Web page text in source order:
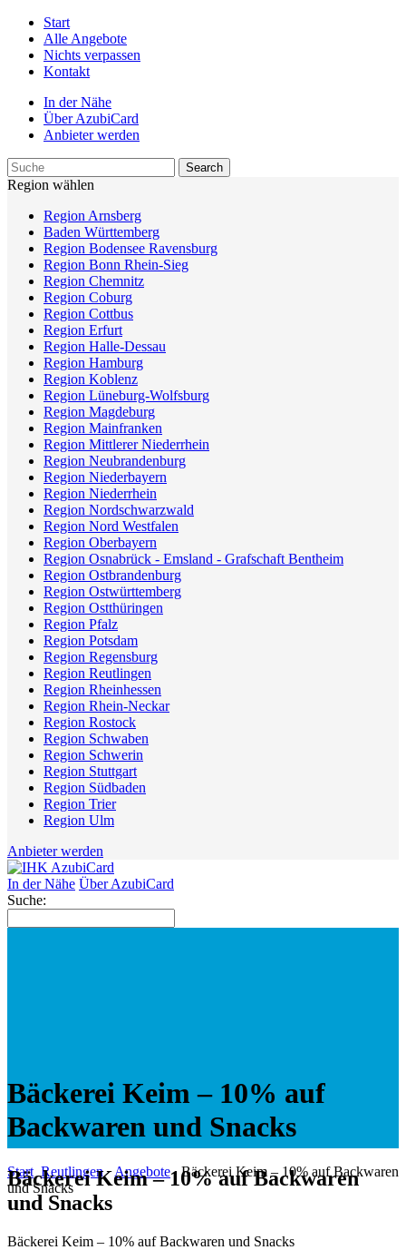
Start
Alle Angebote
Nichts verpassen
Kontakt
In der Nähe
Über AzubiCard
Anbieter werden
Region wählen
Region Arnsberg
Baden Württemberg
Region Bodensee Ravensburg
Region Bonn Rhein-Sieg
Region Chemnitz
Region Coburg
Region Cottbus
Region Erfurt
Region Halle-Dessau
Region Hamburg
Region Koblenz
Region Lüneburg-Wolfsburg
Region Magdeburg
Region Mainfranken
Region Mittlerer Niederrhein
Region Neubrandenburg
Region Niederbayern
Region Niederrhein
Region Nordschwarzwald
Region Nord Westfalen
Region Oberbayern
Region Osnabrück - Emsland - Grafschaft Bentheim
Region Ostbrandenburg
Region Ostwürttemberg
Region Ostthüringen
Region Pfalz
Region Potsdam
Region Regensburg
Region Reutlingen
Region Rheinhessen
Region Rhein-Neckar
Region Rostock
Region Schwaben
Region Schwerin
Region Stuttgart
Region Südbaden
Region Trier
Region Ulm
Anbieter werden
In der Nähe Über AzubiCard
Suche:
Bäckerei Keim – 10% auf
Backwaren und Snacks
Start Reutlingen Angebote
Bäckerei Keim – 10% auf Backwaren
und Snacks
Bäckerei Keim – 10% auf Backwaren
und Snacks
Bäckerei Keim – 10% auf Backwaren und Snacks